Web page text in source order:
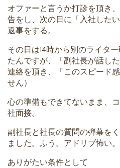
オファーと言うか打診を頂き
告をし、次の日に「入社した
返事をする。
その日は14時から別のライタ
たんですが、「副社長が話し
連絡を頂き、「このスピード
せん）
心の準備もできてないまま、
社面接。
副社長と社長の質問の弾幕をく
ました。ふう。アドリブ怖い
ありがたい条件として